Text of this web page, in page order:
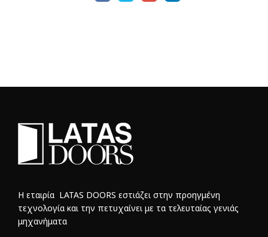
Η εταιρία LATAS DOORS εστιάζει στην προηγμένη
τεχνολογία και την πετυχαίνει με τα τελευταίας γενιάς
μηχανήματα